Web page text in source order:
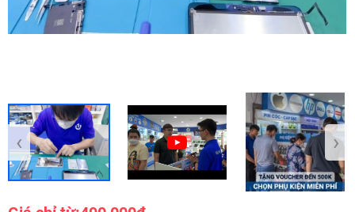
‹ ›